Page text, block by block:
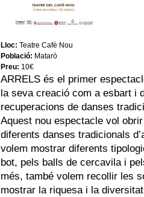
Lloc: Teatre Cafè Nou
Població: Mataró
Preu: 10€
ARRELS és el primer
la seva creació com a esbart i
recuperacions de danses
Aquest nou espectacle vol
diferents danses tradicionals
volem mostrar diferents
bot, pels balls de cercavila i
més, també volem recollir les
mostrar la riquesa i la